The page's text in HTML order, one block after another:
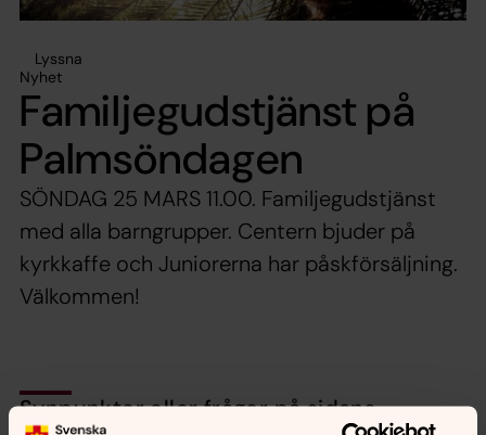
Lyssna
Nyhet
Familjegudstjänst på
Palmsöndagen
SÖNDAG 25 MARS 11.00. Familjegudstjänst
med alla barngrupper. Centern bjuder på
kyrkkaffe och Juniorerna har påskförsäljning.
Välkommen!
Synpunkter eller frågor på sidans